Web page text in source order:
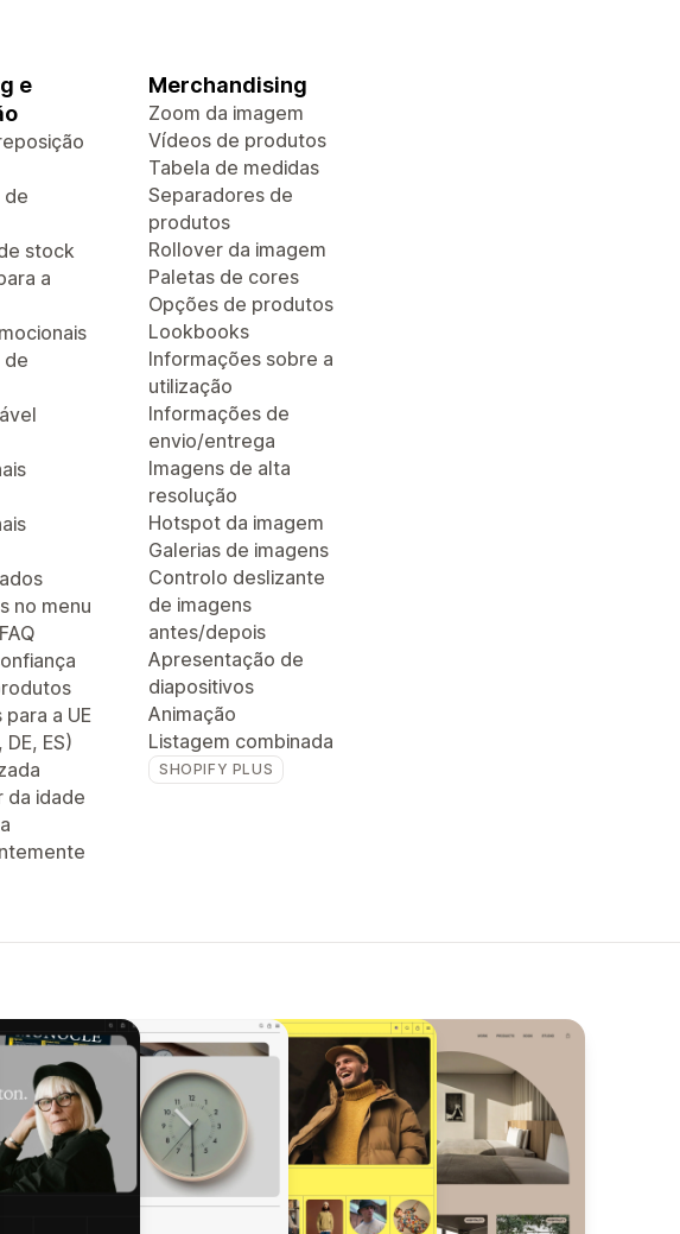
e
de
stock
a
de
no menu
a UE
DE, ES)
da idade
Merchandising
Zoom da imagem
Vídeos de produtos
Tabela de medidas
Separadores de
produtos
Rollover da imagem
Paletas de cores
Opções de produtos
Lookbooks
Informações sobre a
utilização
Informações de
envio/entrega
Imagens de alta
resolução
Hotspot da imagem
Galerias de imagens
Controlo deslizante
de imagens
antes/depois
Apresentação de
diapositivos
Animação
Listagem combinada
SHOPIFY PLUS